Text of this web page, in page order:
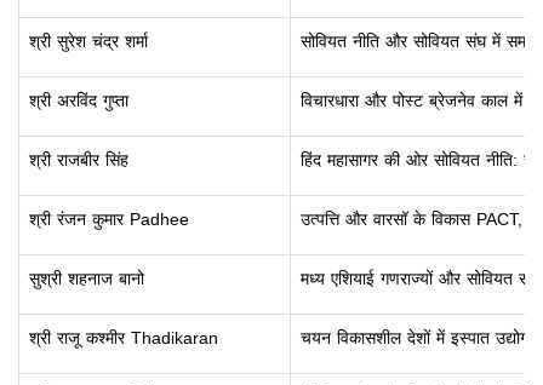
श्री सुरेश चंद्र शर्मा सोवियत नीति और सोवियत संघ में
श्री अरविंद गुप्ता विचारधारा और पोस्ट ब्रेजनेव काल में
श्री राजबीर सिंह हिंद महासागर की ओर सोवियत नीति:
श्री रंजन कुमार Padhee उत्पत्ति और वारसॉ के विकास PACT,
सुश्री शहनाज बानो मध्य एशियाई गणराज्यों और सोवियत
श्री राजू कश्मीर Thadikaran चयन विकासशील देशों में इस्पात उद्योग